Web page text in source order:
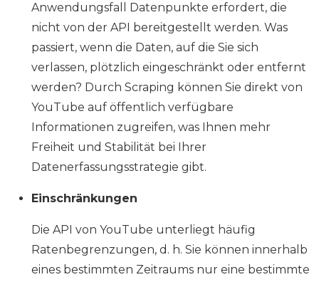
Anwendungsfall Datenpunkte erfordert, die
nicht von der API bereitgestellt werden. Was
passiert, wenn die Daten, auf die Sie sich
verlassen, plötzlich eingeschränkt oder entfernt
werden? Durch Scraping können Sie direkt von
YouTube auf öffentlich verfügbare
Informationen zugreifen, was Ihnen mehr
Freiheit und Stabilität bei Ihrer
Datenerfassungsstrategie gibt.
Einschränkungen
Die API von YouTube unterliegt häufig
Ratenbegrenzungen, d. h. Sie können innerhalb
eines bestimmten Zeitraums nur eine bestimmte